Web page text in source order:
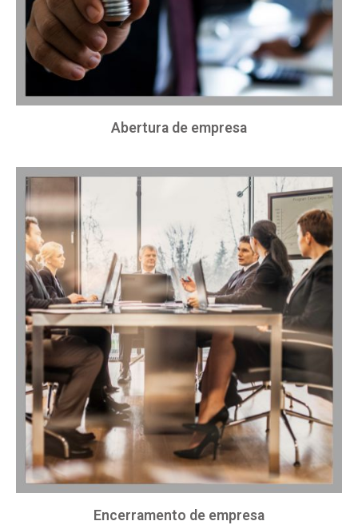
Abertura de empresa
Encerramento de empresa